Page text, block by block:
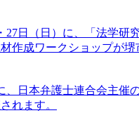
27日（日）に、「法学
作成ワークショップが
、日本弁護士連合会主
れます。